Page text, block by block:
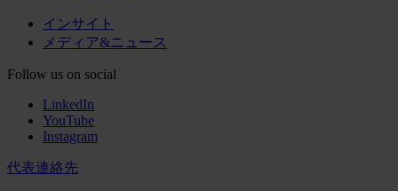
インサイト
メディア&ニュース
Follow us on social
LinkedIn
YouTube
Instagram
代表連絡先